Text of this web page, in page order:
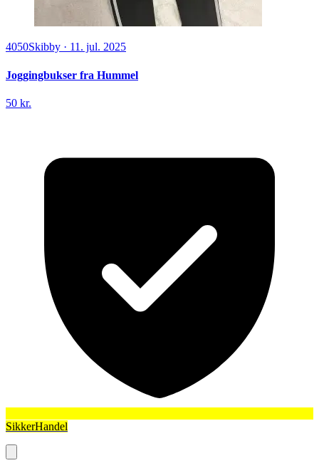
4050Skibby · 11. jul. 2025
Joggingbukser fra Hummel
50 kr.
SikkerHandel